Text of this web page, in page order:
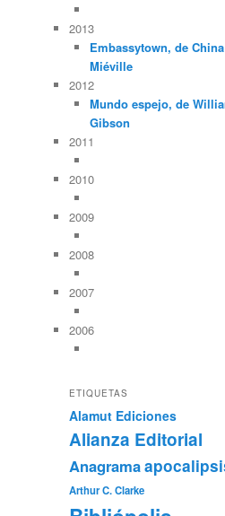
2013
Embassytown, de China
Miéville
2012
Mundo espejo, de
Gibson
2011
2010
2009
2008
2007
2006
ETIQUETAS
Alamut Ediciones
Alianza Editorial
Anagrama
Arthur C. Clarke